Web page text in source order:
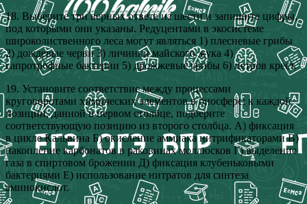
18. Выберите три верных ответа из шести и запишите цифры,
под которыми они указаны. Редуцентами в экосистеме
широколиственного леса могут являться 1) плесневые грибы
2) дождевые черви 3) личинки майского жука 4)
сапротрофные бактерии 5) дрожжевые грибы 6) петров крест.
19. Установите соответствие между процессами
круговоротами химических элементов в биосфере: к каждой
позиции, данной в первом столбце, подберите
соответствующую позицию из второго столбца. А) фиксация
в цикле Кальвина Б) окисление аммиака нитрификаторами В)
накопление карбонатов в раковинах моллюсков Г) выделение
газа в спиртовом брожении Д) фиксация клубеньковыми
бактериями Е) использование нитратов для синтеза
аминокислот.